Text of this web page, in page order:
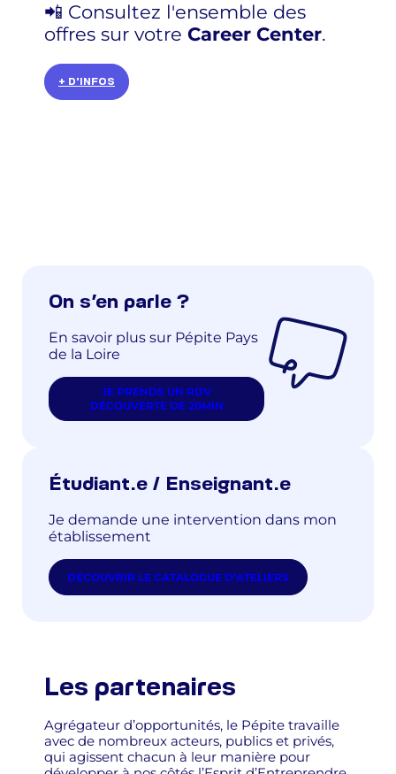
📲 Consultez l'ensemble des
offres sur votre Career Center.
+ D'INFOS
On s’en parle ?
En savoir plus sur Pépite Pays
de la Loire
JE PRENDS UN RDV
DÉCOUVERTE DE 20MIN
Étudiant.e / Enseignant.e
Je demande une intervention dans mon
établissement
DÉCOUVRIR LE CATALOGUE D’ATELIERS
Les partenaires
Agrégateur d’opportunités, le Pépite travaille
avec de nombreux acteurs, publics et privés,
qui agissent chacun à leur manière pour